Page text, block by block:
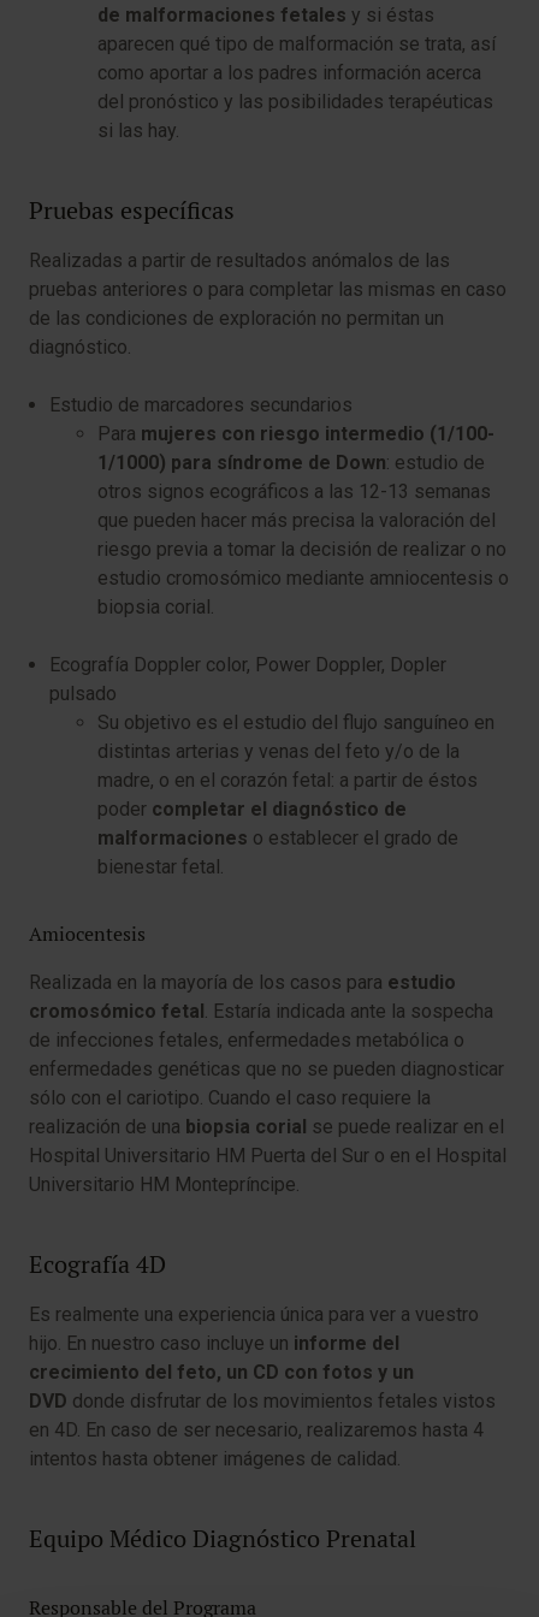
de malformaciones fetales y si éstas
aparecen qué tipo de malformación se trata, así
como aportar a los padres información acerca
del pronóstico y las posibilidades terapéuticas
si las hay.
Pruebas específicas
Realizadas a partir de resultados anómalos de las
pruebas anteriores o para completar las mismas en caso
de las condiciones de exploración no permitan un
diagnóstico.
Estudio de marcadores secundarios
Para mujeres con riesgo intermedio (1/100-
1/1000) para síndrome de Down: estudio de
otros signos ecográficos a las 12-13 semanas
que pueden hacer más precisa la valoración del
riesgo previa a tomar la decisión de realizar o no
estudio cromosómico mediante amniocentesis o
biopsia corial.
Ecografía Doppler color, Power Doppler, Dopler
pulsado
Su objetivo es el estudio del flujo sanguíneo en
distintas arterias y venas del feto y/o de la
madre, o en el corazón fetal: a partir de éstos
poder completar el diagnóstico de
malformaciones o establecer el grado de
bienestar fetal.
Amiocentesis
Realizada en la mayoría de los casos para estudio
cromosómico fetal. Estaría indicada ante la sospecha
de infecciones fetales, enfermedades metabólica o
enfermedades genéticas que no se​ pueden diagnosticar
sólo con el cariotipo. Cuando el caso requiere la
realización de una biopsia corial se puede realizar en el
Hospital Universitario HM Puerta del Sur o en el Hospital
Universitario HM Montepríncipe.
Ecografía 4D
Es realmente una experiencia única para ver a vuestro
hijo. En nuestro caso incluye un informe del
crecimiento del feto, un CD con fotos y un
DVD donde disfrutar de los movimientos fetales vistos
en 4D. En caso de ser necesario, realizaremos hasta 4
intentos hasta obtener imágenes de calidad.
Equipo Médico Diagnóstico Prenatal
Responsable del Programa